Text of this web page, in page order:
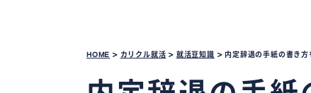
HOME > カリクル就活 > 就活豆知識 > 内定辞退の手紙の書き